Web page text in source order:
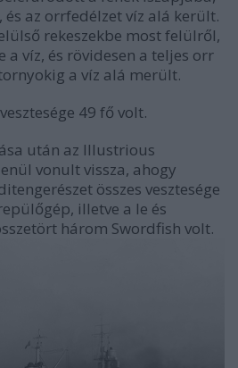
az orrfedélzet víz alá került.
rekeszekbe most felülről,
víz, és rövidesen a teljes orr
a víz alá merült.
49 fő volt.
után az Illustrious
vonult vissza, ahogy
összes vesztesége
illetve a le és
három Swordfish volt.